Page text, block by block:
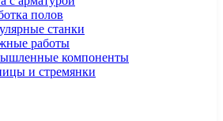
полов
станки
работы
компоненты
и стремянки